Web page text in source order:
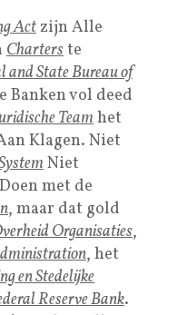
Actzijn Alle
Charterste
and State Bureau of
Banken vol deed
Teamhet
Klagen. Niet
Niet
met de
, maar dat gold
Organisaties,
, het
en Stedelijke
Reserve Bank.